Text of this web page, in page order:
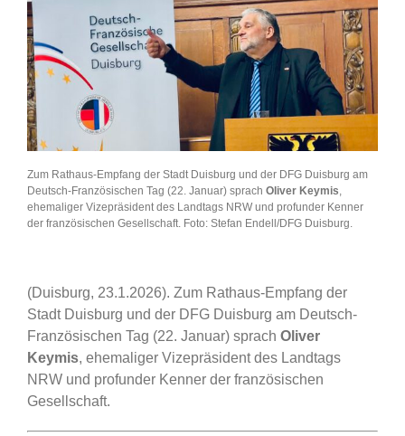
Zum Rathaus-Empfang der Stadt Duisburg und der DFG Duisburg am
Deutsch-Französischen Tag (22. Januar) sprach Oliver Keymis,
ehemaliger Vizepräsident des Landtags NRW und profunder Kenner
der französischen Gesellschaft. Foto: Stefan Endell/DFG Duisburg.
(Duisburg, 23.1.2026). Zum Rathaus-Empfang der
Stadt Duisburg und der DFG Duisburg am Deutsch-
Französischen Tag (22. Januar) sprach Oliver
Keymis, ehemaliger Vizepräsident des Landtags
NRW und profunder Kenner der französischen
Gesellschaft.